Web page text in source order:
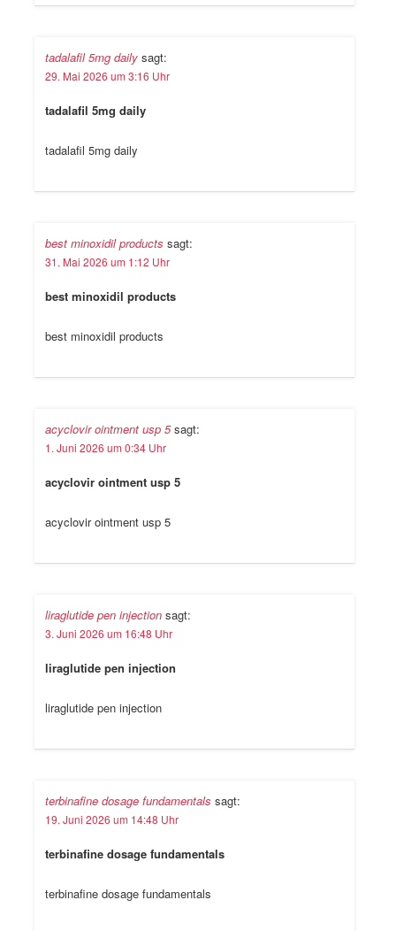
tadalafil 5mg daily sagt:
29. Mai 2026 um 3:16 Uhr
tadalafil 5mg daily
tadalafil 5mg daily
best minoxidil products sagt:
31. Mai 2026 um 1:12 Uhr
best minoxidil products
best minoxidil products
acyclovir ointment usp 5 sagt:
1. Juni 2026 um 0:34 Uhr
acyclovir ointment usp 5
acyclovir ointment usp 5
liraglutide pen injection sagt:
3. Juni 2026 um 16:48 Uhr
liraglutide pen injection
liraglutide pen injection
terbinafine dosage fundamentals sagt:
19. Juni 2026 um 14:48 Uhr
terbinafine dosage fundamentals
terbinafine dosage fundamentals